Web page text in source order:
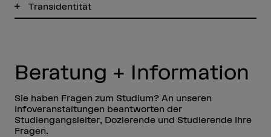
Transidentität
Beratung + Information
Sie haben Fragen zum Studium? An unseren
Infoveranstaltungen beantworten der
Studiengangsleiter, Dozierende und Studierende Ihre
Fragen.